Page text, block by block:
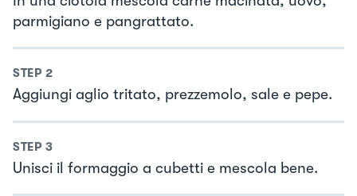
parmigiano e pangrattato.
STEP 2
Aggiungi aglio tritato, prezzemolo, sale e pepe.
STEP 3
Unisci il formaggio a cubetti e mescola bene.